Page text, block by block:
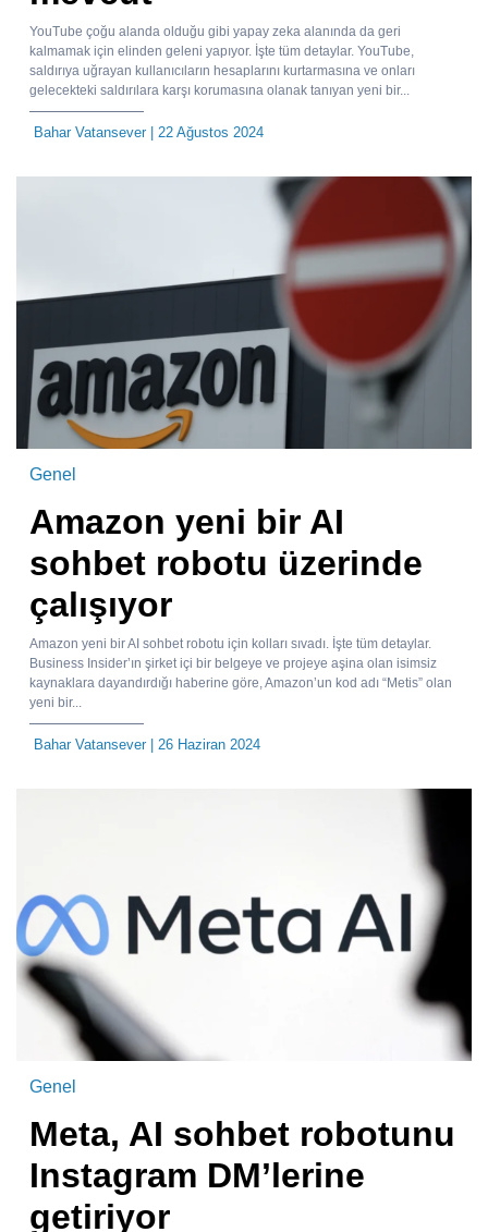
YouTube çoğu alanda olduğu gibi yapay zeka alanında da geri
kalmamak için elinden geleni yapıyor. İşte tüm detaylar. YouTube,
saldırıya uğrayan kullanıcıların hesaplarını kurtarmasına ve onları
gelecekteki saldırılara karşı korumasına olanak tanıyan yeni bir...
Bahar Vatansever| 22 Ağustos 2024
Genel
Amazon yeni bir AI
sohbet robotu üzerinde
çalışıyor
Amazon yeni bir AI sohbet robotu için kolları sıvadı. İşte tüm detaylar.
Business Insider’ın şirket içi bir belgeye ve projeye aşina olan isimsiz
kaynaklara dayandırdığı haberine göre, Amazon’un kod adı “Metis” olan
yeni bir...
Bahar Vatansever| 26 Haziran 2024
Genel
Meta, AI sohbet robotunu
Instagram DM’lerine
getiriyor